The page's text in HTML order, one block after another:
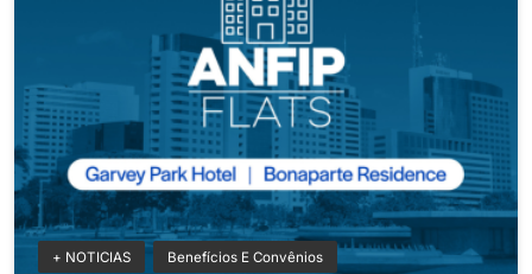
+ NOTICIAS Benefícios E Convênios